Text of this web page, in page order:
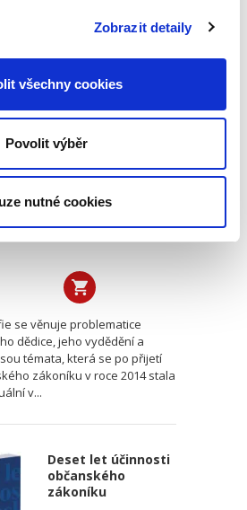
Zobrazit detaily
všechny cookies
Povolit výběr
nutné cookies
Nepominutelný
vydědění
se věnuje problematice
dědice, jeho vydědění a
témata, která se po přijetí
zákoníku v roce 2014 stala
v...
Deset let účinnosti
občanského
zákoníku